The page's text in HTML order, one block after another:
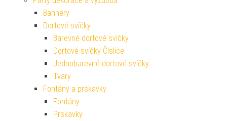
Bannery
Dortové svíčky
Barevné dortové svíčky
Dortové svíčky Číslice
Jednobarevné dortové svíčky
Tvary
Fontány a prskavky
Fontány
Prskavky